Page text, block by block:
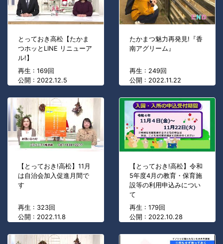
とっておき高松【たかま
つホッとLINE リニューア
ル!】
再生 : 169回
公開 : 2022.12.5
たかまつ魅力再発見!『香
南アグリーム』
再生 : 249回
公開 : 2022.11.22
【とっておき!高松】11月
は自治会加入促進月間で
す
再生 : 323回
公開 : 2022.11.8
【とっておき!高松】令和
5年度4月の教育・保育施
設等の利用申込みについ
て
再生 : 179回
公開 : 2022.10.28